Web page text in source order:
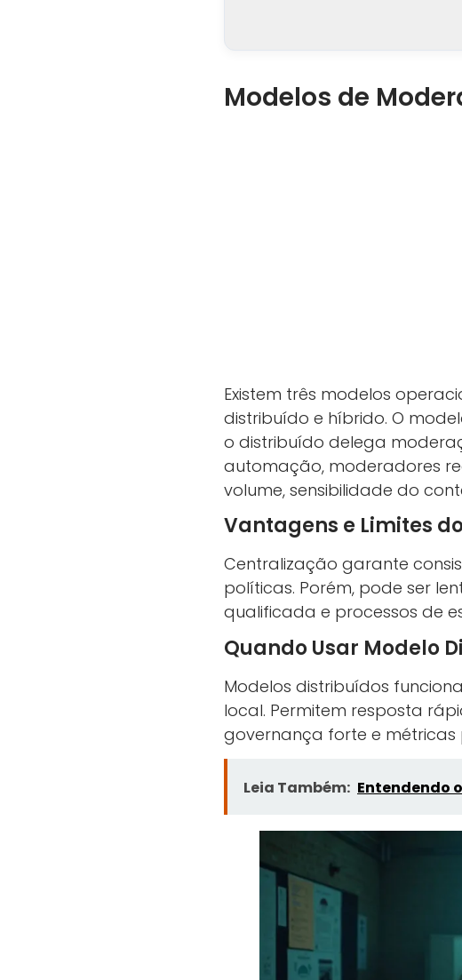
Modelos de
Existem três modelos
distribuído e híbrido. O
o distribuído delega
automação, moderadores
volume, sensibilidade do
Vantagens e Limites
Centralização garante
políticas. Porém, pode ser
qualificada e processos de
Quando Usar Modelo
Modelos distribuídos
local. Permitem resposta
governança forte e métricas
Leia Também: Entendendo